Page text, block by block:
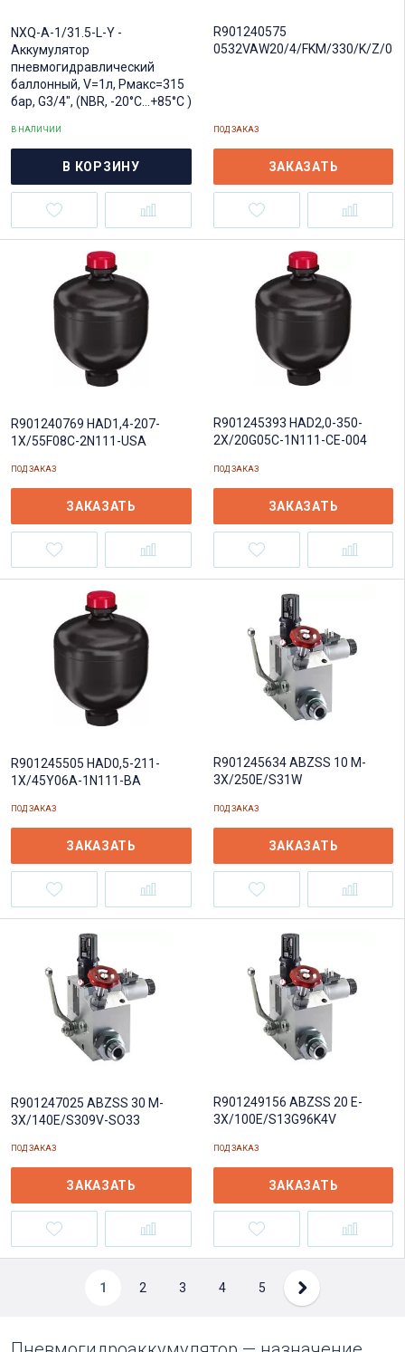
NXQ-A-1/31.5-L-Y -
Аккумулятор
пневмогидравлический
баллонный, V=1л, Рмакс=315
бар, G3/4", (NBR, -20°C...+85°C )
В НАЛИЧИИ
В КОРЗИНУ
R901240575
0532VAW20/4/FKM/330/K/Z/
ПОД ЗАКАЗ
ЗАКАЗАТЬ
R901240769 HAD1,4-207-
1X/55F08C-2N111-USA
ПОД ЗАКАЗ
ЗАКАЗАТЬ
R901245393 HAD2,0-350-
2X/20G05C-1N111-CE-004
ПОД ЗАКАЗ
ЗАКАЗАТЬ
R901245505 HAD0,5-211-
1X/45Y06A-1N111-BA
ПОД ЗАКАЗ
ЗАКАЗАТЬ
R901245634 ABZSS 10 M-
3X/250E/S31W
ПОД ЗАКАЗ
ЗАКАЗАТЬ
R901247025 ABZSS 30 M-
3X/140E/S309V-SO33
ПОД ЗАКАЗ
ЗАКАЗАТЬ
R901249156 ABZSS 20 E-
3X/100E/S13G96K4V
ПОД ЗАКАЗ
ЗАКАЗАТЬ
1 2 3 4 5